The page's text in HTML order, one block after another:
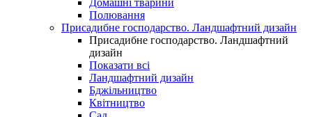
Домашні тварини
Полювання
Присадибне господарство. Ландшафтний дизайн
Присадибне господарство. Ландшафтний
дизайн
Показати всі
Ландшафтний дизайн
Бджільництво
Квітництво